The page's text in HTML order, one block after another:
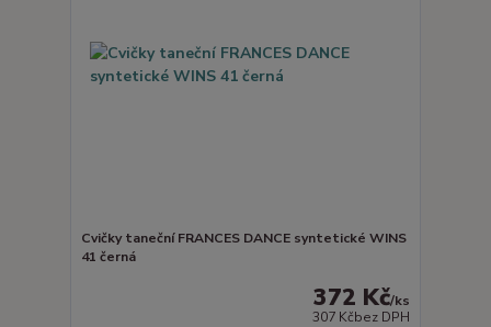
Cvičky taneční FRANCES DANCE syntetické WINS
41 černá
372 Kč/ks
307 Kčbez DPH